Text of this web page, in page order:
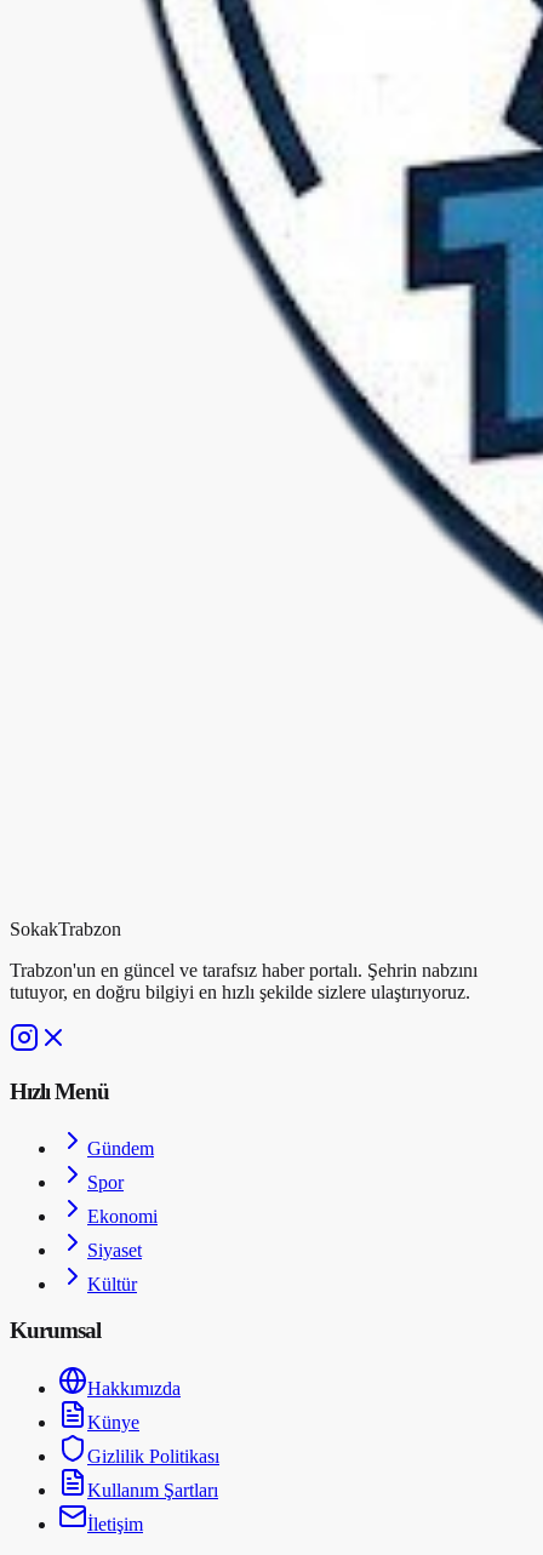
SokakTrabzon
Trabzon'un en güncel ve tarafsız haber portalı. Şehrin nabzını
tutuyor, en doğru bilgiyi en hızlı şekilde sizlere ulaştırıyoruz.
Hızlı Menü
Gündem
Spor
Ekonomi
Siyaset
Kültür
Kurumsal
Hakkımızda
Künye
Gizlilik Politikası
Kullanım Şartları
İletişim